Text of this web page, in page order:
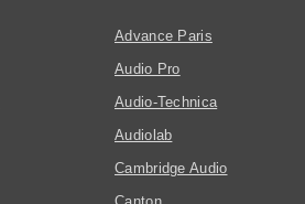
Advance Paris
Audio Pro
Audio-Technica
Audiolab
Cambridge Audio